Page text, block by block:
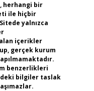
herhangi bir
ile hiçbir
yalnızca
içerikler
gerçek kurum
benzerlikleri
bilgiler taslak